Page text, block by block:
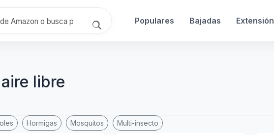
Populares Bajadas Extensión
libre
Hormigas Mosquitos Multi-insecto